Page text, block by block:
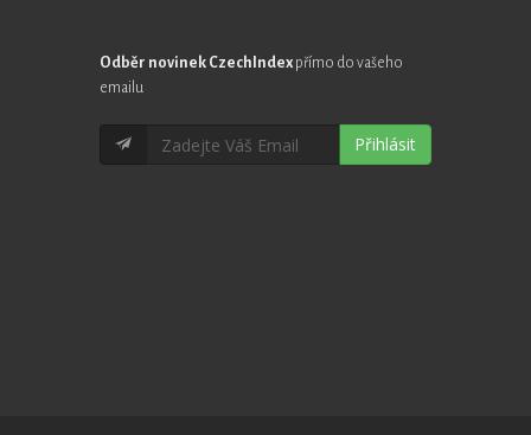
Odběr novinek CzechIndex přímo do vašeho
emailu
Přihlásit